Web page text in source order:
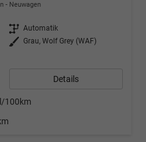
Neuwagen
Getriebe Automatik
Außenfarbe
Grau, Wolf Grey (WAF)
Details
100km